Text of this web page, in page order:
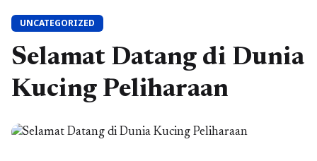
UNCATEGORIZED
Selamat Datang di Dunia
Kucing Peliharaan